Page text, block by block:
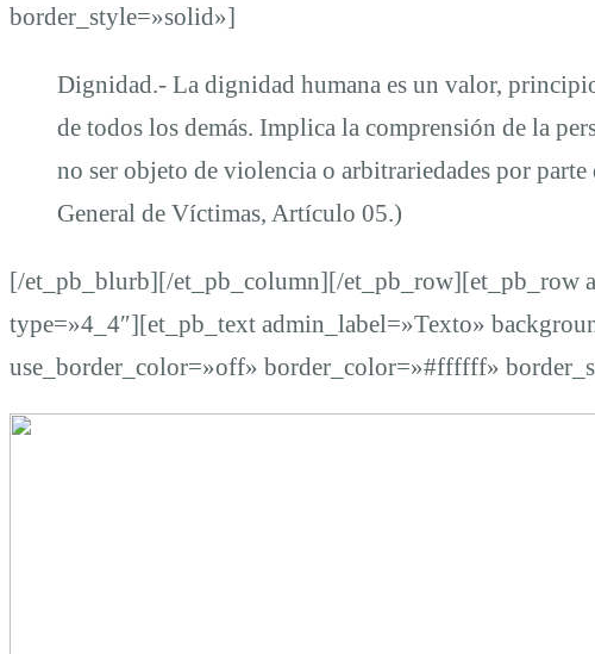
border_style=»solid»]
Dignidad.- La dignidad humana es un valor,
de todos los demás. Implica la comprensión de la
no ser objeto de violencia o arbitrariedades por
General de Víctimas, Artículo 05.)
[/et_pb_blurb][/et_pb_column][/et_pb_row][et_pb_row
type=»4_4″][et_pb_text admin_label=»Texto»
use_border_color=»off» border_color=»#ffffff»